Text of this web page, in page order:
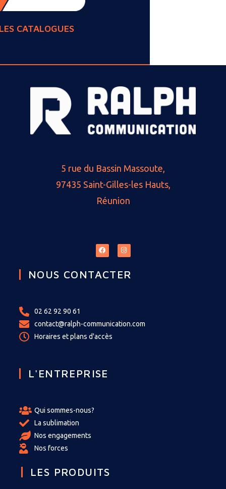
CATALOGUES
5 rue du Bassin Massoute,
97435 Saint-Gilles-les Hauts,
Réunion
NOUS CONTACTER
02 62 92 90 61
contact@ralph-communication.com
Horaires et plans d'accès
L'ENTREPRISE
Qui sommes-nous?
La sublimation
Nos engagements
Nos forces
LES PRODUITS